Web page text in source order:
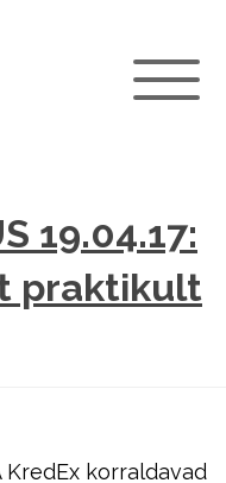
19.04.17:
praktikult
korraldavad